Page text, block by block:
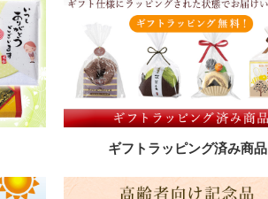
ギフトラッピング済み商品